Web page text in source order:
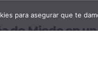
de Miedo en un
para asegurar que te